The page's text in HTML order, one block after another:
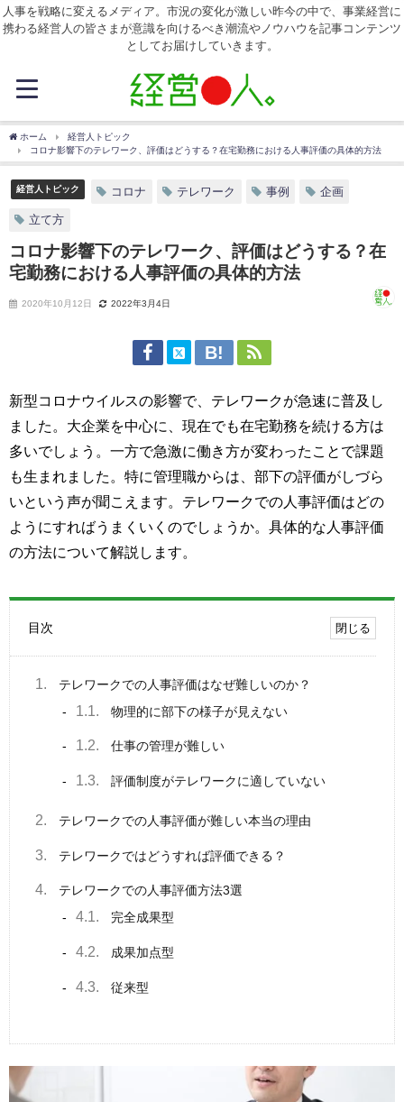
人事を戦略に変えるメディア。市況の変化が激しい昨今の中で、事業経営に
携わる経営人の皆さまが意識を向けるべき潮流やノウハウを記事コンテンツ
としてお届けしていきます。
ホーム
経営人トピック
コロナ影響下のテレワーク、評価はどうする？在宅勤務における人事評価の具体的方法
経営人トピック コロナ テレワーク 事例 企画
立て方
コロナ影響下のテレワーク、評価はどうする？在
宅勤務における人事評価の具体的方法
2020年10月12日 2022年3月4日
新型コロナウイルスの影響で、テレワークが急速に普及し
ました。大企業を中心に、現在でも在宅勤務を続ける方は
多いでしょう。一方で急激に働き方が変わったことで課題
も生まれました。特に管理職からは、部下の評価がしづら
いという声が聞こえます。テレワークでの人事評価はどの
ようにすればうまくいくのでしょうか。具体的な人事評価
の方法について解説します。
目次
1. テレワークでの人事評価はなぜ難しいのか？
1.1. 物理的に部下の様子が見えない
1.2. 仕事の管理が難しい
1.3. 評価制度がテレワークに適していない
2. テレワークでの人事評価が難しい本当の理由
3. テレワークではどうすれば評価できる？
4. テレワークでの人事評価方法3選
4.1. 完全成果型
4.2. 成果加点型
4.3. 従来型